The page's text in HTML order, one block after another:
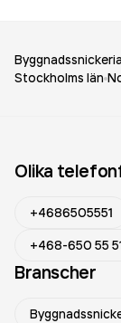
Stockholms län
Olika
+4686505551
+468-650 55
Branscher